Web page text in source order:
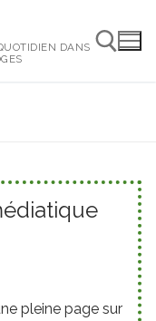
DANS
pleine page sur